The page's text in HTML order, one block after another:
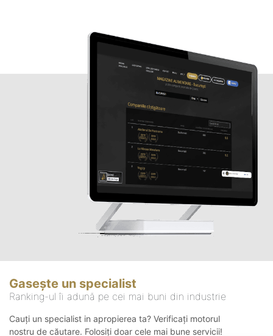
Gasește un specialist
Ranking-ul îi adună pe cei mai buni din industrie
Cauți un specialist in apropierea ta? Verificați motorul
nostru de căutare. Folosiți doar cele mai bune servicii!